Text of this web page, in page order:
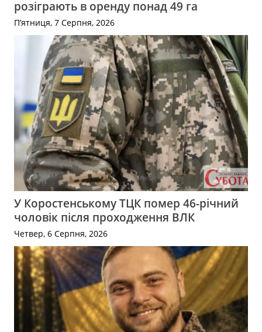
розіграють в оренду понад 49 га
П’ятниця, 7 Серпня, 2026
У Коростенському ТЦК помер 46-річний
чоловік після проходження ВЛК
Четвер, 6 Серпня, 2026